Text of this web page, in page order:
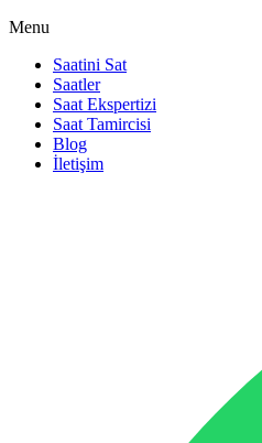
Menu
Saatini Sat
Saatler
Saat Ekspertizi
Saat Tamircisi
Blog
İletişim